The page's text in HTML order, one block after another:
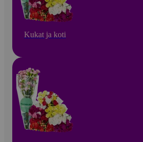
Kukat ja koti